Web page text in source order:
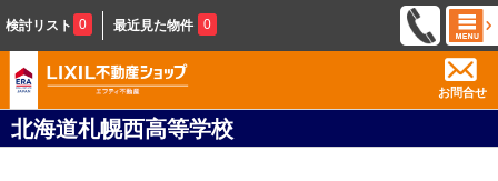
検討リスト 0 最近見た物件 0
お問合せ
北海道札幌西高等学校